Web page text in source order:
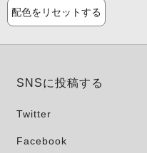
配色をリセットする
SNSに投稿する
Twitter
Facebook